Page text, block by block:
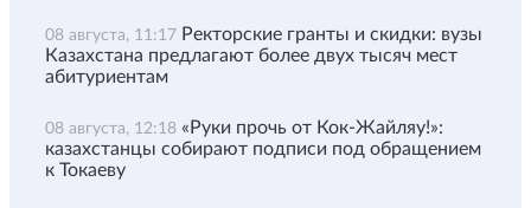
08 августа, 11:17 Ректорские гранты и скидки: вузы
Казахстана предлагают более двух тысяч мест
абитуриентам
08 августа, 12:18 «Руки прочь от Кок-Жайляу!»:
казахстанцы собирают подписи под обращением
к Токаеву